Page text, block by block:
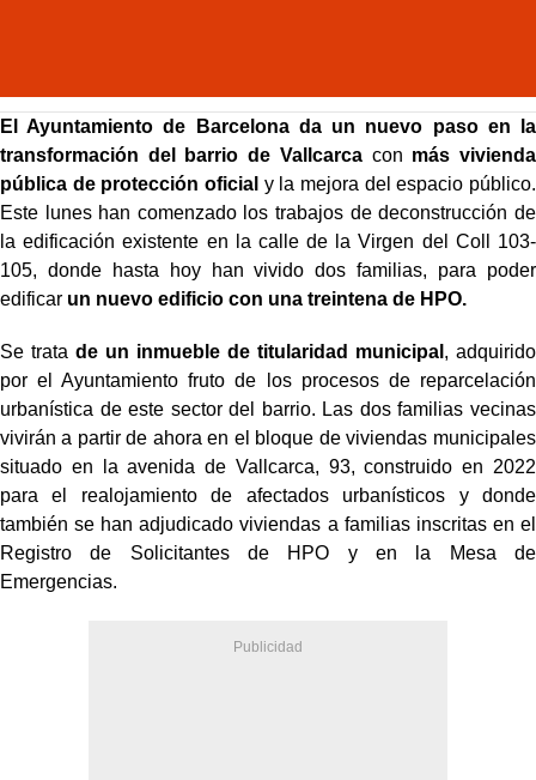
El Ayuntamiento de Barcelona da un nuevo paso en la
transformación del barrio de Vallcarcacon más vivienda
pública de protección oficial y la mejora del espacio público.
Este lunes han comenzado los trabajos de deconstrucción de
la edificación existente en la calle de la Virgen del Coll 103-
105, donde hasta hoy han vivido dos familias, para poder
edificar un nuevo edificio con una treintena de HPO.
Se trata de un inmueble de titularidad municipal , adquirido
por el Ayuntamiento fruto de los procesos de reparcelación
urbanística de este sector del barrio. Las dos familias vecinas
vivirán a partir de ahora en el bloque de viviendas municipales
situado en la avenida de Vallcarca, 93, construido en 2022
para el realojamiento de afectados urbanísticos y donde
también se han adjudicado viviendas a familias inscritas en el
Registro de Solicitantes de HPO y en la Mesa de
Emergencias.